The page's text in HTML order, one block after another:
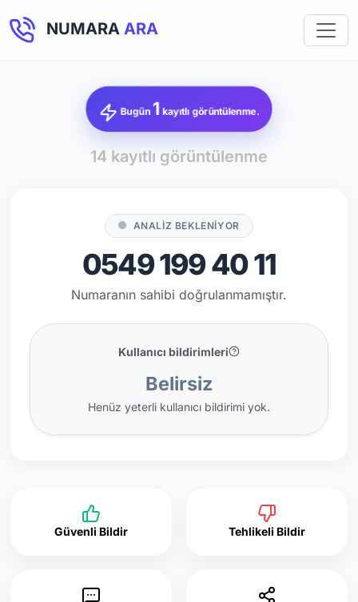
NUMARA ARA
Bugün1 kayıtlı görüntülenme.
14 kayıtlı görüntülenme
ANALİZ BEKLENİYOR
0549 199 40 11
Numaranın sahibi doğrulanmamıştır.
Kullanıcı bildirimleri
Belirsiz
Henüz yeterli kullanıcı bildirimi yok.
Güvenli Bildir Tehlikeli Bildir